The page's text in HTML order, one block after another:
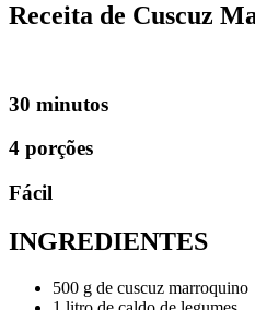
Receita de Cuscuz
30 minutos
4 porções
Fácil
INGREDIENTES
500 g de cuscuz marroquino